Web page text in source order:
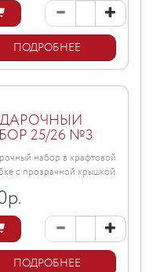
ПОДРОБНЕЕ
25/26 №3
набор в крафтовой
с прозрачной крышкой
размер ...
р.
ПОДРОБНЕЕ